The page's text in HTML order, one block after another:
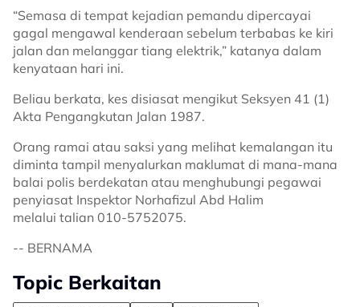
“Semasa di tempat kejadian pemandu dipercayai
gagal mengawal kenderaan sebelum terbabas ke kiri
jalan dan melanggar tiang elektrik,” katanya dalam
kenyataan hari ini.
Beliau berkata, kes disiasat mengikut Seksyen 41 (1)
Akta Pengangkutan Jalan 1987.
Orang ramai atau saksi yang melihat kemalangan itu
diminta tampil menyalurkan maklumat di mana-mana
balai polis berdekatan atau menghubungi pegawai
penyiasat Inspektor Norhafizul Abd Halim
melalui talian 010-5752075.
-- BERNAMA
Topic Berkaitan